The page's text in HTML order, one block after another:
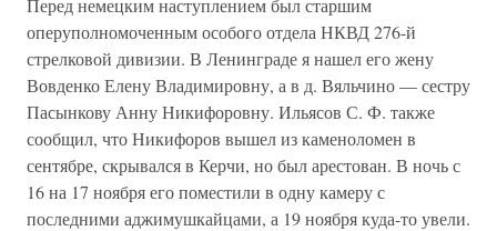
Перед немецким наступлением был старшим
оперуполномоченным особого отдела НКВД 276-й
стрелковой дивизии. В Ленинграде я нашел его жену
Вовденко Елену Владимировну, а в д. Вяльчино — сестру
Пасынкову Анну Никифоровну. Ильясов С. Ф. также
сообщил, что Никифоров вышел из каменоломен в
сентябре, скрывался в Керчи, но был арестован. В ночь с
16 на 17 ноября его поместили в одну камеру с
последними аджимушкайцами, а 19 ноября куда-то увели.